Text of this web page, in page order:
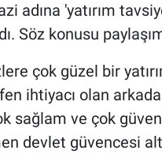
adına 'yatırım
Söz konusu
çok güzel bir
ihtiyacı olan
sağlam ve çok
devlet güvencesi